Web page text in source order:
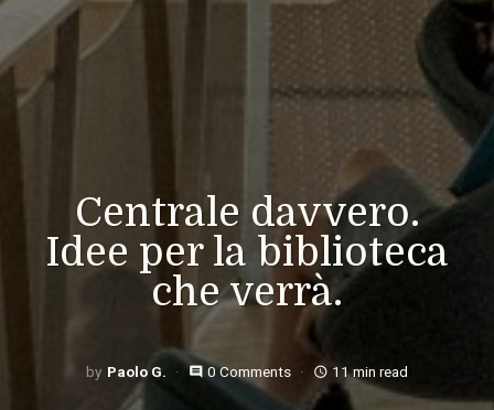
Centrale davvero.
Idee per la biblioteca
che verrà.
Paolo G. comment 0 Comments access_time 11 min read